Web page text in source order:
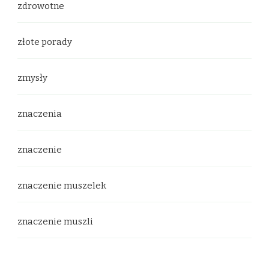
zdrowotne
złote porady
zmysły
znaczenia
znaczenie
znaczenie muszelek
znaczenie muszli